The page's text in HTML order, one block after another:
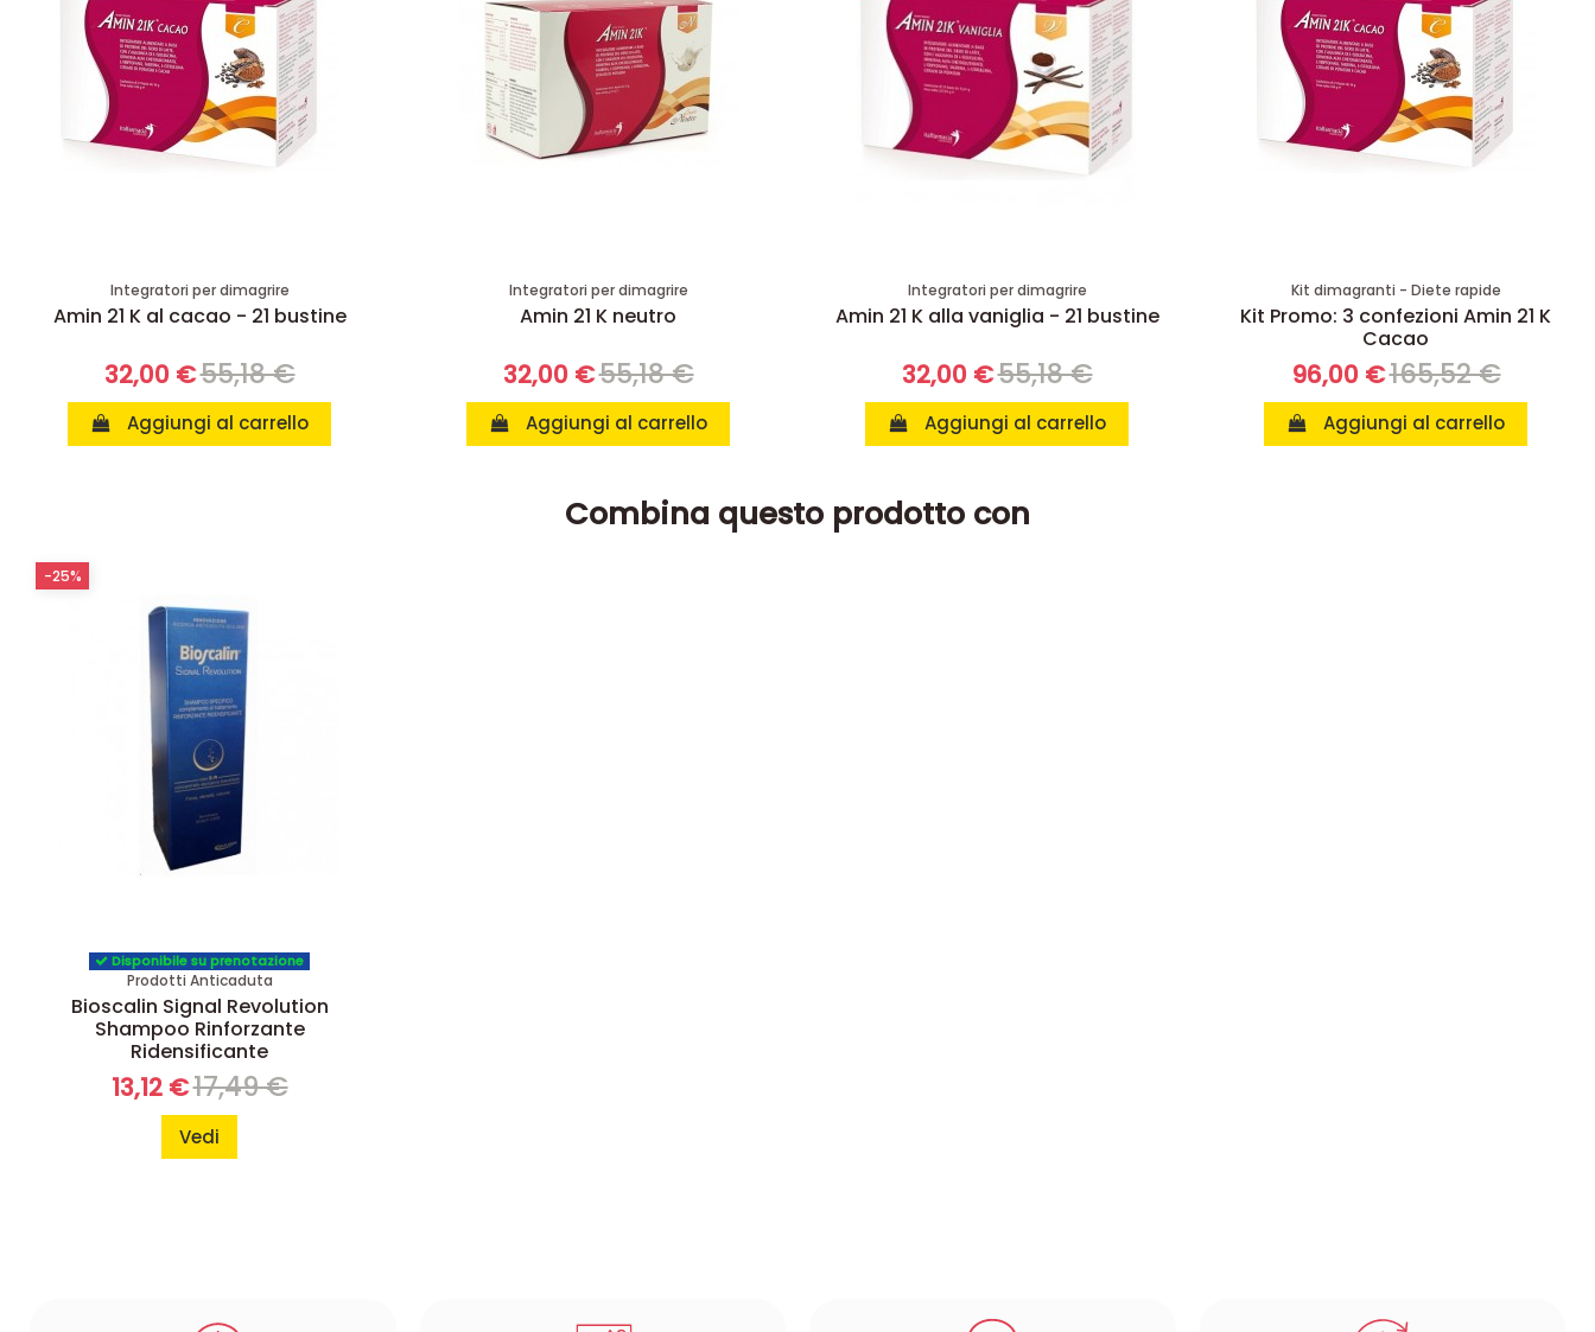
Integratori per dimagrire
Amin 21 K al cacao - 21 bustine
32,00 €55,18 €
Aggiungi al carrello
Integratori per dimagrire
Amin 21 K neutro
32,00 €55,18 €
Aggiungi al carrello
Integratori per dimagrire
Amin 21 K alla vaniglia - 21 bustine
32,00 €55,18 €
Aggiungi al carrello
Kit dimagranti - Diete rapide
Kit Promo: 3 confezioni Amin 21 K
Cacao
96,00 €165,52 €
Aggiungi al carrello
Combina questo prodotto con
Disponibile su prenotazione
Prodotti Anticaduta
Bioscalin Signal Revolution
Shampoo Rinforzante
Ridensificante
13,12 €17,49 €
Vedi
-25%